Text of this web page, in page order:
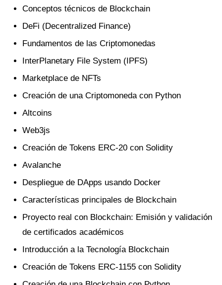
Conceptos técnicos de Blockchain
DeFi (Decentralized Finance)
Fundamentos de las Criptomonedas
InterPlanetary File System (IPFS)
Marketplace de NFTs
Creación de una Criptomoneda con Python
Altcoins
Web3js
Creación de Tokens ERC-20 con Solidity
Avalanche
Despliegue de DApps usando Docker
Características principales de Blockchain
Proyecto real con Blockchain: Emisión y validación
de certificados académicos
Introducción a la Tecnología Blockchain
Creación de Tokens ERC-1155 con Solidity